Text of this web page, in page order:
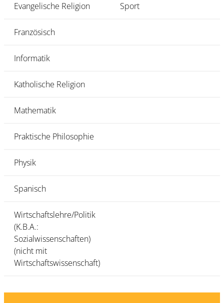
Evangelische Religion Sport
Französisch
Informatik
Katholische Religion
Mathematik
Praktische Philosophie
Physik
Spanisch
Wirtschaftslehre/Politik
(K.B.A.:
Sozialwissenschaften)
(nicht mit
Wirtschaftswissenschaft)